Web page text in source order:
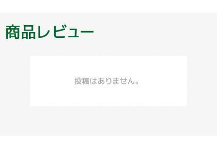
商品レビュー
投稿はありません。